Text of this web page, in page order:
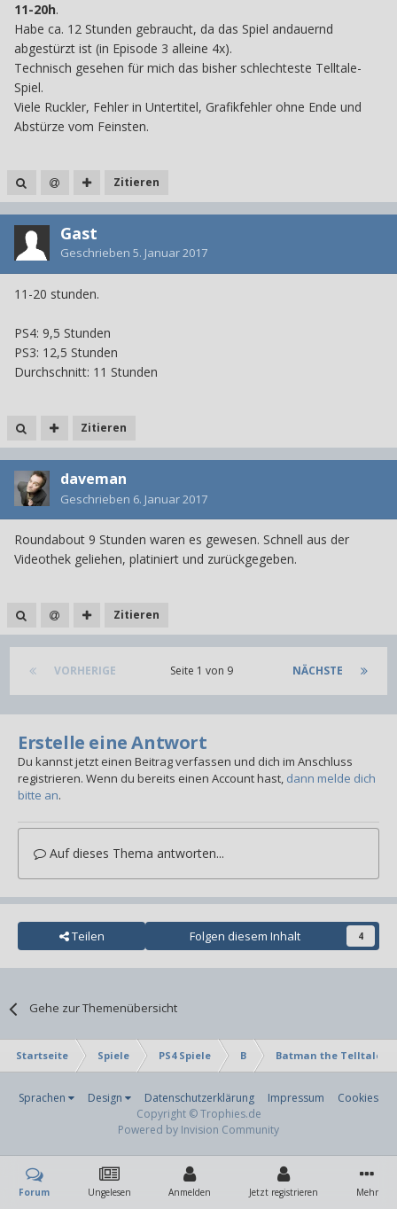
11-20h.
Habe ca. 12 Stunden gebraucht, da das Spiel andauernd
abgestürzt ist (in Episode 3 alleine 4x).
Technisch gesehen für mich das bisher schlechteste Telltale-
Spiel.
Viele Ruckler, Fehler in Untertitel, Grafikfehler ohne Ende und
Abstürze vom Feinsten.
Zitieren
Gast
Geschrieben 5. Januar 2017
11-20 stunden.
PS4: 9,5 Stunden
PS3: 12,5 Stunden
Durchschnitt: 11 Stunden
Zitieren
daveman
Geschrieben 6. Januar 2017
Roundabout 9 Stunden waren es gewesen. Schnell aus der
Videothek geliehen, platiniert und zurückgegeben.
Zitieren
VORHERIGE NÄCHSTE
Seite 1 von 9
Erstelle eine Antwort
Du kannst jetzt einen Beitrag verfassen und dich im Anschluss
registrieren. Wenn du bereits einen Account hast, dann melde dich
bitte an.
Auf dieses Thema antworten...
Teilen Folgen diesem Inhalt 4
Gehe zur Themenübersicht
Startseite Spiele PS4 Spiele B Batman the Telltale
Sprachen Design Datenschutzerklärung Impressum
Cookies
Copyright © Trophies.de
Powered by Invision Community
Forum Ungelesen Anmelden Jetzt registrieren Mehr